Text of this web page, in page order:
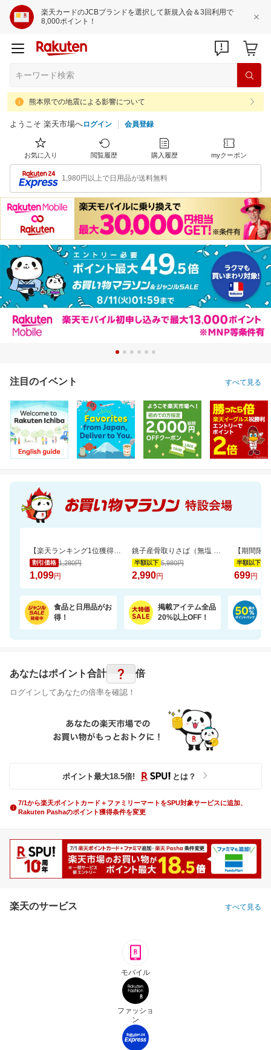
楽天カードのJCBブランドを選択して新規入会＆3回利用で
8,000ポイント！
熊本県での地震による影響について
ようこそ 楽天市場へログイン 会員登録
お気に入り 閲覧履歴 購入履歴 myクーポン
1,980円以上で日用品が送料無料
注目のイベント すべて見る
【楽天ランキング1位獲得！】靴下に貼れるお名前シール大容量66個 選べる3色セット
割引価格 1,280円
1,099円
銚子産骨取りさば（無塩 選べる1kg・2kg）【骨取り魚の飯田商店】
半額以下 5,980円
2,990円
半額以下
699円
食品と日用品がお
得！
掲載アイテム全品
20%以上OFF！
あなたはポイント合計 ? 倍
ログインしてあなたの倍率を確認！
ポイント最大18.5倍! とは？
7/1から楽天ポイントカード＋ファミリーマートをSPU対象サービスに追加、
Rakuten Pashaのポイント獲得条件を変更
楽天のサービス すべて見る
モバイル
ファッショ
ン